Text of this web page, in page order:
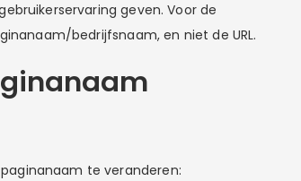
geven. Voor de
bedrijfsnaam, en niet de URL.
te veranderen: